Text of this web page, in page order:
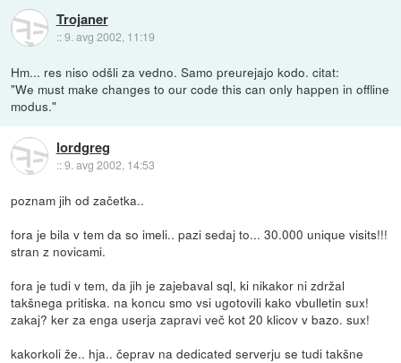
Trojaner
::9. avg 2002, 11:19
Hm... res niso odšli za vedno. Samo preurejajo kodo. citat:
"We must make changes to our code this can only happen in offline
modus."
lordgreg
::9. avg 2002, 14:53
poznam jih od začetka..
fora je bila v tem da so imeli.. pazi sedaj to... 30.000 unique visits!!!
stran z novicami.
fora je tudi v tem, da jih je zajebaval sql, ki nikakor ni zdržal
takšnega pritiska. na koncu smo vsi ugotovili kako vbulletin sux!
zakaj? ker za enga userja zapravi več kot 20 klicov v bazo. sux!
kakorkoli že.. hja.. čeprav na dedicated serverju se tudi takšne